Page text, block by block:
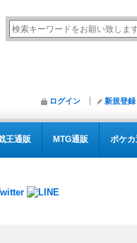
ログイン 新規登録
王通販 MTG通販 ポケ